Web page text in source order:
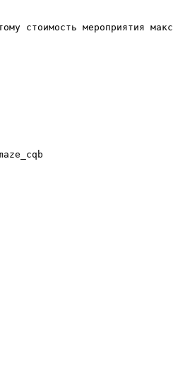
стоимость мероприятия